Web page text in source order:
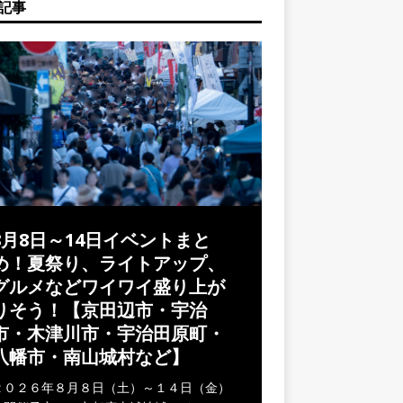
事
8日～14日イベントまと
！夏祭り、ライトアップ、
ルメなどワイワイ盛り上が
そう！【京田辺市・宇治
・木津川市・宇治田原町・
幡市・南山城村など】
０２６年８月８日（土）～１４日（金）